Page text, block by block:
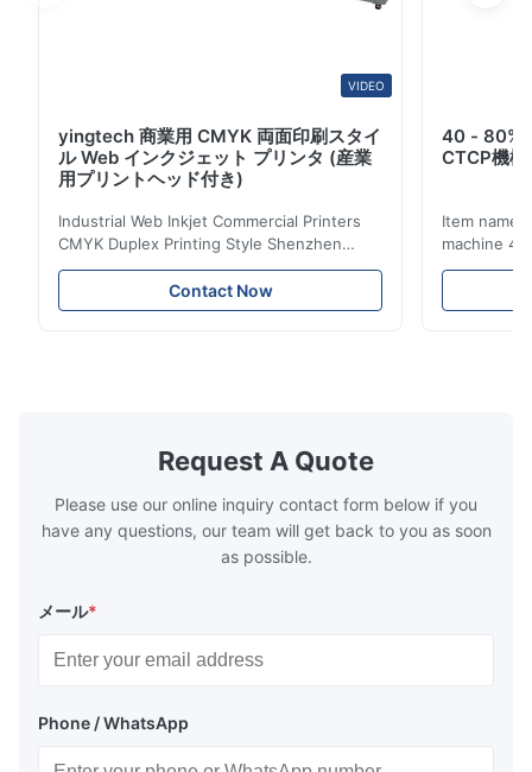
VIDEO
yingtech 商業用 CMYK 両面印刷スタイ
ル Web インクジェット プリンタ (産業
用プリントヘッド付き)
Industrial Web Inkjet Commercial Printers
CMYK Duplex Printing Style Shenzhen
Yintech Co.,LTD is a modern high-tech
enterprise specialized in pre-press plate
making equipment, integrating design, R&D,
UV plate making machine Flexo plate
making machine Monochrome / Dual
Contact Now
40 - 80%
CTCP機
Item name
machine 4-
max format
choose
Request A Quote
Please use our online inquiry contact form below if you
have any questions, our team will get back to you as soon
as possible.
メール*
Phone / WhatsApp